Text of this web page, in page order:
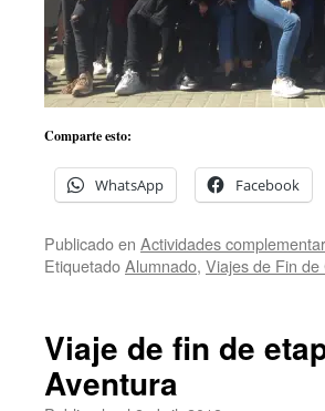
Comparte esto:
WhatsApp Facebook
Publicado en Actividades
EtiquetadoAlumnado, Viajes de Fin de
Viaje de fin de
Aventura